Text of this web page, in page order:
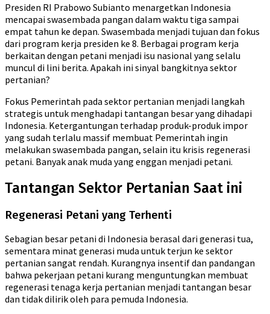
Presiden RI Prabowo Subianto menargetkan Indonesia
mencapai swasembada pangan dalam waktu tiga sampai
empat tahun ke depan. Swasembada menjadi tujuan dan fokus
dari program kerja presiden ke 8. Berbagai program kerja
berkaitan dengan petani menjadi isu nasional yang selalu
muncul di lini berita. Apakah ini sinyal bangkitnya sektor
pertanian?
Fokus Pemerintah pada sektor pertanian menjadi langkah
strategis untuk menghadapi tantangan besar yang dihadapi
Indonesia. Ketergantungan terhadap produk-produk impor
yang sudah terlalu massif membuat Pemerintah ingin
melakukan swasembada pangan, selain itu krisis regenerasi
petani. Banyak anak muda yang enggan menjadi petani.
Tantangan Sektor Pertanian Saat ini
Regenerasi Petani yang Terhenti
Sebagian besar petani di Indonesia berasal dari generasi tua,
sementara minat generasi muda untuk terjun ke sektor
pertanian sangat rendah. Kurangnya insentif dan pandangan
bahwa pekerjaan petani kurang menguntungkan membuat
regenerasi tenaga kerja pertanian menjadi tantangan besar
dan tidak dilirik oleh para pemuda Indonesia.